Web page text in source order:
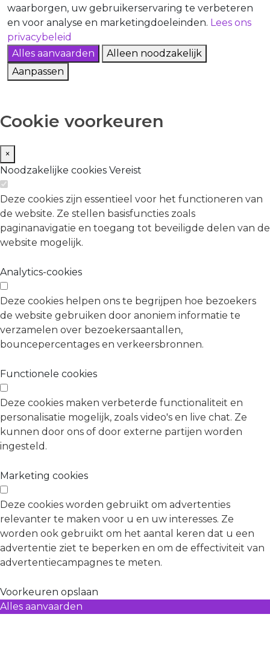
waarborgen, uw gebruikerservaring te verbeteren
en voor analyse en marketingdoeleinden. Lees ons
privacybeleid
Alles aanvaarden
Alleen noodzakelijk
Aanpassen
Cookie voorkeuren
×
Noodzakelijke cookies Vereist
Deze cookies zijn essentieel voor het functioneren van
de website. Ze stellen basisfuncties zoals
paginanavigatie en toegang tot beveiligde delen van de
website mogelijk.
Analytics-cookies
Deze cookies helpen ons te begrijpen hoe bezoekers
de website gebruiken door anoniem informatie te
verzamelen over bezoekersaantallen,
bouncepercentages en verkeersbronnen.
Functionele cookies
Deze cookies maken verbeterde functionaliteit en
personalisatie mogelijk, zoals video's en live chat. Ze
kunnen door ons of door externe partijen worden
ingesteld.
Marketing cookies
Deze cookies worden gebruikt om advertenties
relevanter te maken voor u en uw interesses. Ze
worden ook gebruikt om het aantal keren dat u een
advertentie ziet te beperken en om de effectiviteit van
advertentiecampagnes te meten.
Voorkeuren opslaan
Alles aanvaarden